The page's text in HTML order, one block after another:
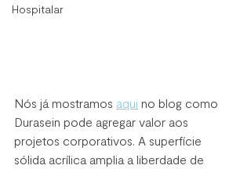
Hospitalar
Nós já mostramos aqui no blog como
Durasein pode agregar valor aos
projetos corporativos. A superfície
sólida acrílica amplia a liberdade de